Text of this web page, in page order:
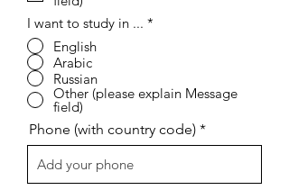
I want to study in ... *
English
Arabic
Russian
Other (please explain Message
field)
Phone (with country code)